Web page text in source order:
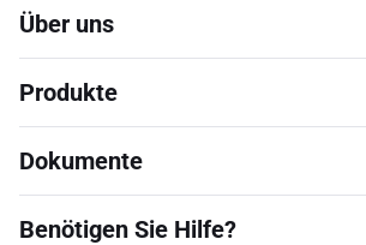
Über uns
Produkte
Dokumente
Benötigen Sie Hilfe?